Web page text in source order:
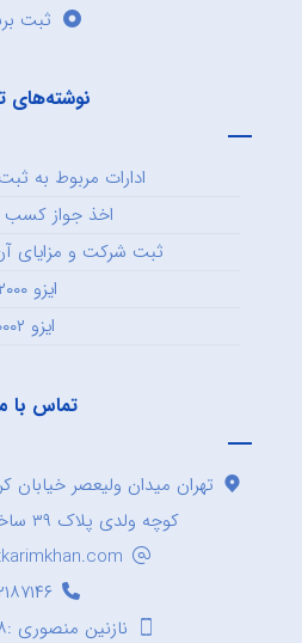
ثبت
نوشته‌های
ادارات مربوط به
اخذ جواز
ثبت شرکت و مزایای آن
ایزو ۲۲۰۰۰
ایزو ۱۰۰۰۲
تماس با
تهران میدان ولیعصر خیابان
کوچه ولدی پلاک ۳۹ ساختمان کریم خان
نازنین منصوری :۰۹۱۲۸۴۷۹۰۰۸